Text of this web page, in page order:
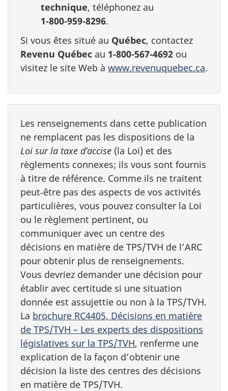
technique, téléphonez au
1‑800‑959‑8296.
Si vous êtes situé au Québec, contactez
Revenu Québec au 1‑800‑567‑4692 ou
visitez le site Web à www.revenuquebec.ca.
Les renseignements dans cette publication
ne remplacent pas les dispositions de la
Loi sur la taxe d’accise (la Loi) et des
règlements connexes; ils vous sont fournis
à titre de référence. Comme ils ne traitent
peut‑être pas des aspects de vos activités
particulières, vous pouvez consulter la Loi
ou le règlement pertinent, ou
communiquer avec un centre des
décisions en matière de TPS/TVH de l’ARC
pour obtenir plus de renseignements.
Vous devriez demander une décision pour
établir avec certitude si une situation
donnée est assujettie ou non à la TPS/TVH.
La brochure RC4405, Décisions en matière
de TPS/TVH – Les experts des dispositions
législatives sur la TPS/TVH, renferme une
explication de la façon d’obtenir une
décision la liste des centres des décisions
en matière de TPS/TVH.